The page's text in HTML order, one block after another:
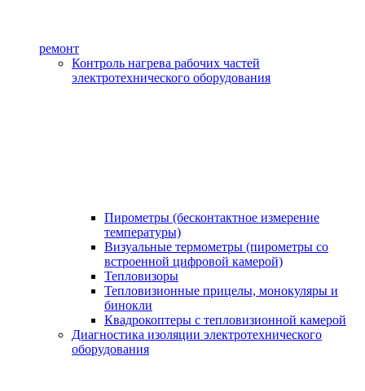
ремонт
Контроль нагрева рабочих частей
электротехнического оборудования
Пирометры (бесконтактное измерение
температуры)
Визуальные термометры (пирометры со
встроенной цифровой камерой)
Тепловизоры
Тепловизионные прицелы, монокуляры и
бинокли
Квадрокоптеры с тепловизионной камерой
Диагностика изоляции электротехнического
оборудования